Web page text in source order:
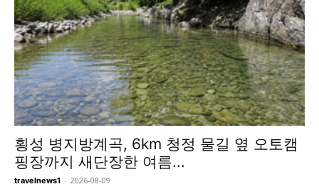
횡성 병지방계곡, 6km 청정 물길 옆 오토캠
핑장까지 새단장한 여름...
travelnews1 - 2026-08-09